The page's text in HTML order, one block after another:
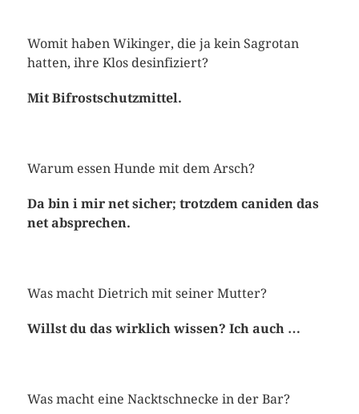
Womit haben Wikinger, die ja kein Sagrotan
hatten, ihre Klos desinfiziert?
Mit Bifrostschutzmittel.
Warum essen Hunde mit dem Arsch?
Da bin i mir net sicher; trotzdem caniden das
net absprechen.
Was macht Dietrich mit seiner Mutter?
Willst du das wirklich wissen? Ich auch …
Was macht eine Nacktschnecke in der Bar?